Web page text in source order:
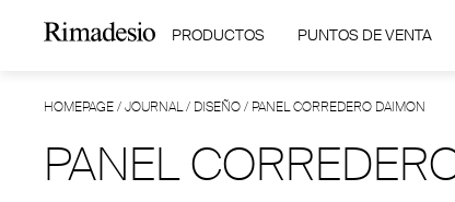
PRODUCTOS PUNTOS DE VENTA
HOMEPAGE/JOURNAL/ DISEÑO/ PANEL CORREDERO DAIMON
PANEL